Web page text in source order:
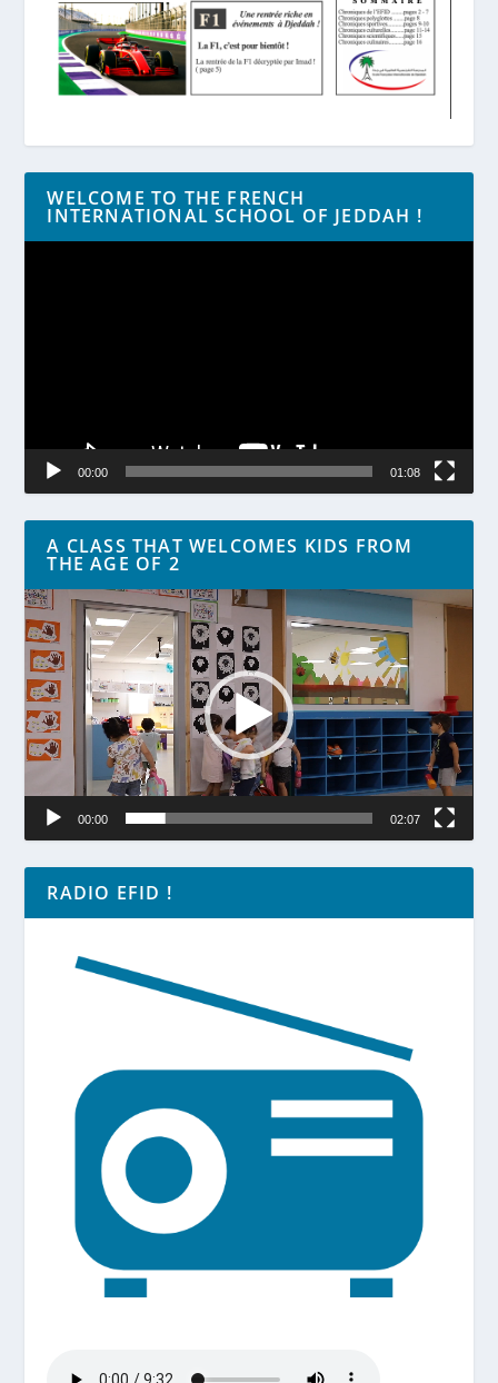
WELCOME TO THE FRENCH
INTERNATIONAL SCHOOL OF JEDDAH !
Lecteur
00:00 01:08
A CLASS THAT WELCOMES KIDS FROM
THE AGE OF 2
Lecteur
vidéo
00:00 02:07
RADIO EFID !